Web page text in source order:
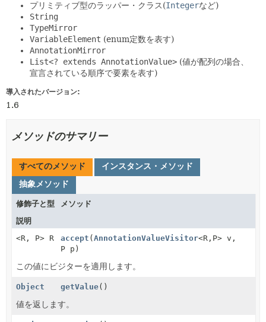
プリミティブ型のラッパー・クラス(Integerなど)
String
TypeMirror
VariableElement (enum定数を表す)
AnnotationMirror
List<? extends AnnotationValue> (値が配列の場合、
宣言されている順序で要素を表す)
導入されたバージョン:
1.6
メソッドのサマリー
すべてのメソッド
インスタンス・メソッド
抽象メソッド
修飾子と型
メソッド
説明
<R,
P> R accept ( AnnotationValueVisitor<R, P> v,
P p)
この値にビジターを適用します。
Object getValue()
値を返します。